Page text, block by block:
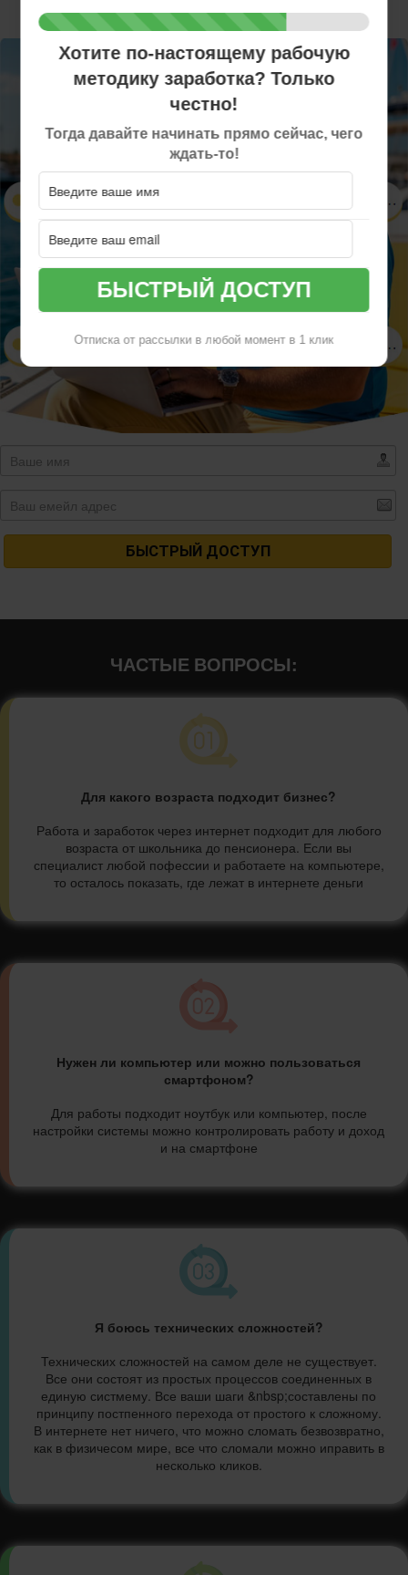
Хотите по-настоящему рабочую
методику заработка? Только
честно!
Тогда давайте начинать прямо сейчас, чего
ждать-то!
Отписка от рассылки в любой момент в 1 клик
БЫСТРЫЙ ДОСТУП
ЧАСТЫЕ ВОПРОСЫ:
Для какого возраста подходит бизнес?
Работа и заработок через интернет подходит для любого
возраста от школьника до пенсионера. Если вы
специалист любой пофессии и работаете на компьютере,
то осталось показать, где лежат в интернете деньги
Нужен ли компьютер или можно пользоваться
смартфоном?
Для работы подходит ноутбук или компьютер, после
настройки системы можно контролировать работу и доход
и на смартфоне
Я боюсь технических сложностей?
Технических сложностей на самом деле не существует.
Все они состоят из простых процессов соединенных в
единую систмему. Все ваши шаги &nbsp;составлены по
принципу постпенного перехода от простого к сложному.
В интернете нет ничего, что можно сломать безвозвратно,
как в физичесом мире, все что сломали можно иправить в
несколько кликов.